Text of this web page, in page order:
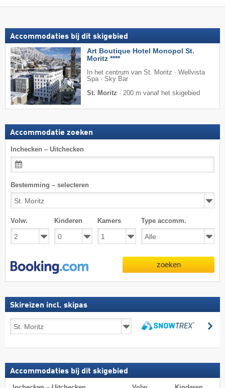
Accommodaties bij dit skigebied
Art Boutique Hotel Monopol St.
Moritz ****
In het centrum van St. Moritz · Wellvista
Spa · Sky Bar
St. Moritz · 200 m vanaf het skigebied
Accommodatie zoeken
Inchecken – Uitchecken
Bestemming – selecteren
Volw. Kinderen Kamers Type accomm.
zoeken
Skireizen incl. skipas
incl.
Accommodaties bij dit skigebied